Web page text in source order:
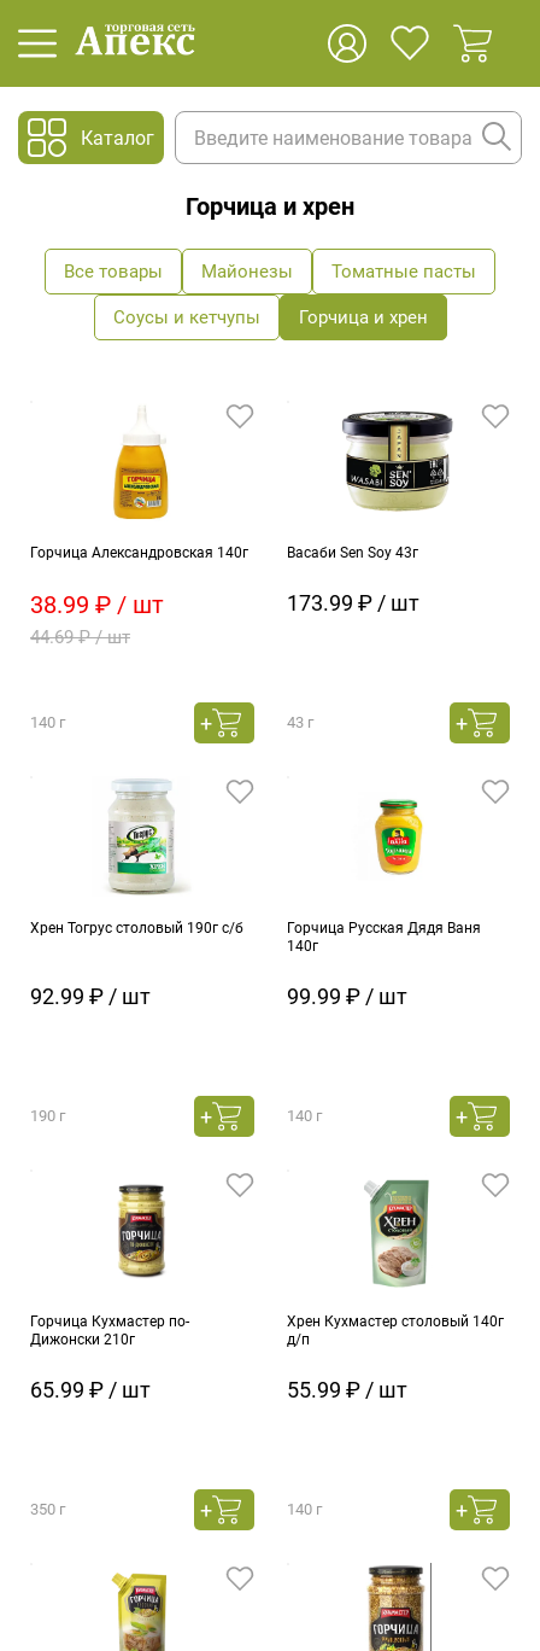
Каталог
Горчица и хрен
Все товары Майонезы Томатные пасты
Соусы и кетчупы Горчица и хрен
Горчица Александровская 140г
38.99 ₽ / шт
44.69 ₽ / шт
140 г
Васаби Sen Soy 43г
173.99 ₽ / шт
43 г
Хрен Тогрус столовый 190г с/б
92.99 ₽ / шт
190 г
Горчица Русская Дядя Ваня
140г
99.99 ₽ / шт
140 г
Горчица Кухмастер по-
Дижонски 210г
65.99 ₽ / шт
350 г
Хрен Кухмастер столовый 140г
д/п
55.99 ₽ / шт
140 г